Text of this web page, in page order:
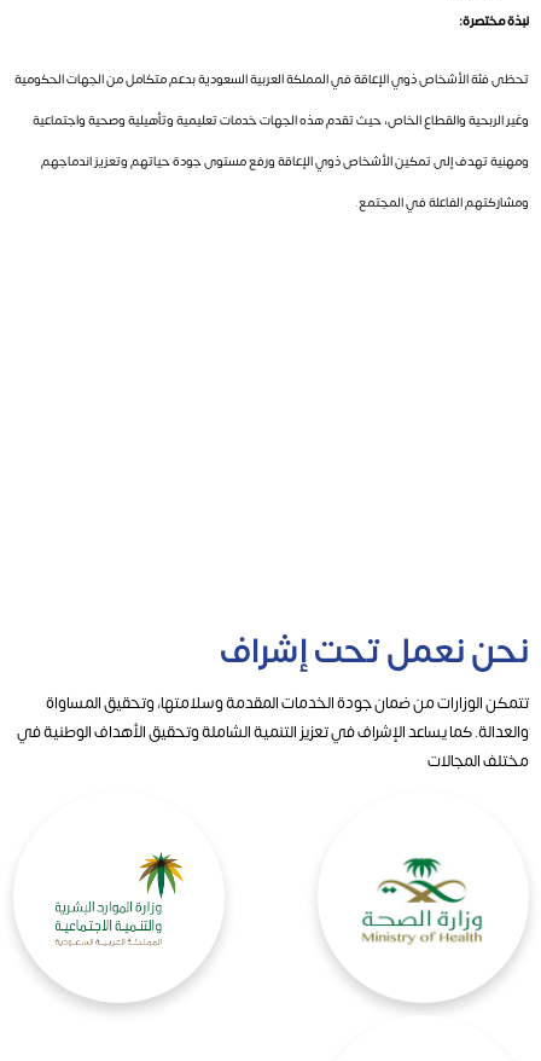
نبذة مختصرة:
تحظى فئة الأشخاص ذوي الإعاقة في المملكة العربية السعودية بدعم متكامل من الجهات الحكومية
وغير الربحية والقطاع الخاص، حيث تقدم هذه الجهات خدمات تعليمية وتأهيلية وصحية واجتماعية
ومهنية تهدف إلى تمكين الأشخاص ذوي الإعاقة ورفع مستوى جودة حياتهم وتعزيز اندماجهم
ومشاركتهم الفاعلة في المجتمع.
نحن نعمل تحت إشراف
تتمكن الوزارات من ضمان جودة الخدمات المقدمة وسلامتها، وتحقيق المساواة
والعدالة. كما يساعد الإشراف في تعزيز التنمية الشاملة وتحقيق الأهداف الوطنية في
مختلف المجالات